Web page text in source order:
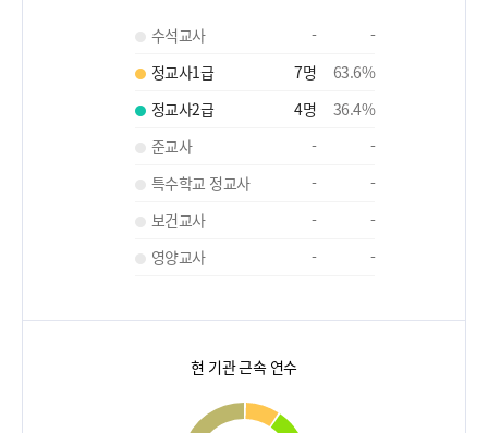
수석교사 -
-
정교사1급
7명 63.6%
정교사2급
4명 36.4%
준교사
-
-
특수학교 정교사
-
-
보건교사
-
-
영양교사
- -
현 기관 근속 연수